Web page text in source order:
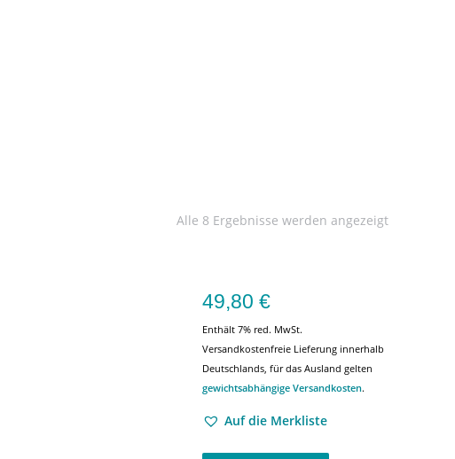
Alle 8 Ergebnisse werden angezeigt
49,80 €
Enthält 7% red. MwSt.
Versandkostenfreie Lieferung innerhalb
Deutschlands, für das Ausland gelten
gewichtsabhängige Versandkosten.
Auf die Merkliste